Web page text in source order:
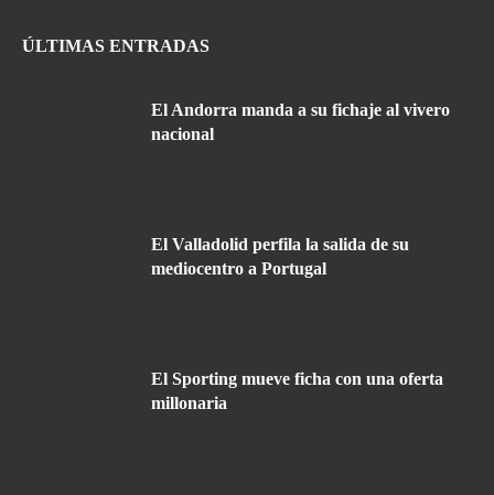
ÚLTIMAS ENTRADAS
El Andorra manda a su fichaje al vivero
nacional
El Valladolid perfila la salida de su
mediocentro a Portugal
El Sporting mueve ficha con una oferta
millonaria